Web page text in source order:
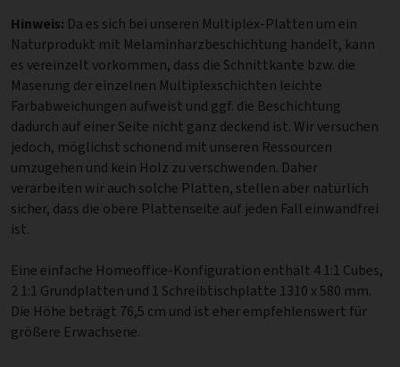
Hinweis: Da es sich bei unseren Multiplex-Platten um ein
Naturprodukt mit Melaminharzbeschichtung handelt, kann
es vereinzelt vorkommen, dass die Schnittkante bzw. die
Maserung der einzelnen Multiplexschichten leichte
Farbabweichungen aufweist und ggf. die Beschichtung
dadurch auf einer Seite nicht ganz deckend ist. Wir versuchen
jedoch, möglichst schonend mit unseren Ressourcen
umzugehen und kein Holz zu verschwenden. Daher
verarbeiten wir auch solche Platten, stellen aber natürlich
sicher, dass die obere Plattenseite auf jeden Fall einwandfrei
ist.
Eine einfache Homeoffice-Konfiguration enthält 4 1:1 Cubes,
2 1:1 Grundplatten und 1 Schreibtischplatte 1310 x 580 mm.
Die Höhe beträgt 76,5 cm und ist eher empfehlenswert für
größere Erwachsene.